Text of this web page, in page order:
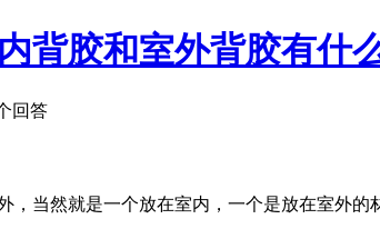
背胶和室外背胶有什
回答
，当然就是一个放在室内，一个是放在室外的